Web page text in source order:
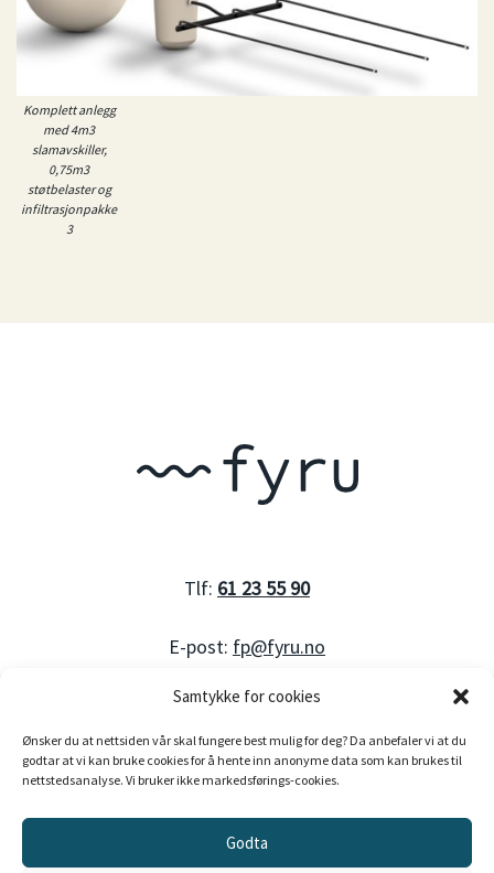
Samtykke for cookies
Ønsker du at nettsiden vår skal fungere best mulig for deg? Da anbefaler vi at du
godtar at vi kan bruke cookies for å hente inn anonyme data som kan brukes til
nettstedsanalyse. Vi bruker ikke markedsførings-cookies.
Godta
Komplett anlegg
med 4m3
slamavskiller,
0,75m3
støtbelaster og
infiltrasjonpakke
3
Tlf: 61 23 55 90
E-post: fp@fyru.no
Org. nummer: 983 530 176